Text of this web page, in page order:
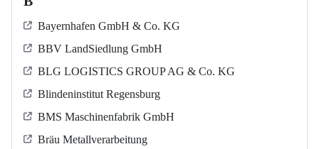
Bayernhafen GmbH & Co. KG
BBV LandSiedlung GmbH
BLG LOGISTICS GROUP AG & Co. KG
Blindeninstitut Regensburg
BMS Maschinenfabrik GmbH
Bräu Metallverarbeitung